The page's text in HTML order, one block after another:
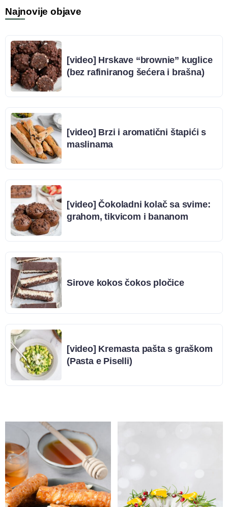
Najnovije objave
[video] Hrskave “brownie” kuglice
(bez rafiniranog šećera i brašna)
[video] Brzi i aromatični štapići s
maslinama
[video] Čokoladni kolač sa svime:
grahom, tikvicom i bananom
Sirove kokos čokos pločice
[video] Kremasta pašta s graškom
(Pasta e Piselli)